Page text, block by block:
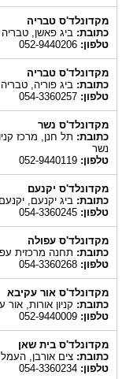
מקדונלד'ס טבריה
כתובת:ביג פאשן, טבריה
טלפון:052-9440206
מקדונלד'ס טבריה
כתובת:ביג פוריה, טבריה
טלפון:054-3360257
מקדונלד'ס נשר
כתובת:
נשר
טלפון:052-9440119
מקדונלד'ס יקנעם
כתובת:ביג יקנעם, יקנעם
טלפון:054-3360245
מקדונלד'ס עפולה
כתובת:תחנה מרכזית עפולה,
טלפון:054-3360268
מקדונלד'ס אור עקיבא
כתובת:קניון אורות, אור
טלפון:052-9440009
מקדונלד'ס בית שאן
כתובת:צים אורבן, העמל 7 א.ת, בית שאן
טלפון:054-3360234